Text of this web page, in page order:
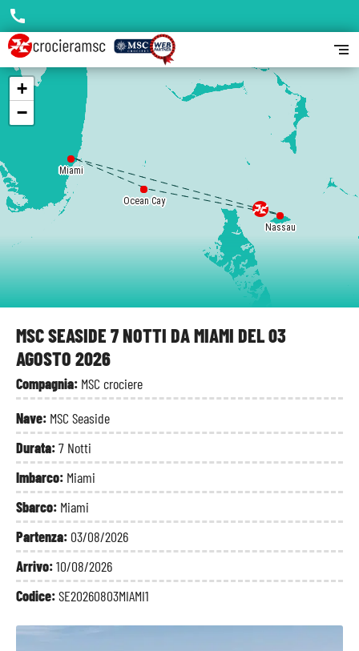
MSC SEASIDE 7 NOTTI DA MIAMI DEL 03
AGOSTO 2026
Compagnia: MSC crociere
Nave: MSC Seaside
Durata:7 Notti
Imbarco: Miami
Sbarco: Miami
Partenza: 03/08/2026
Arrivo:10/08/2026
Codice:SE20260803MIAMI1
Miami
Nassau
Ocean Cay
Ocean Cay
Miami
Nassau
Ocean Cay
+
−
call
segment